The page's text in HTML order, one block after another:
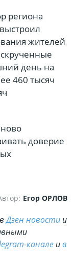
региона
жителей
день на
460 тысяч
доверие
Егор ОРЛОВ
Дзен новости и
канале ив